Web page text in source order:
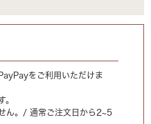
をご利用いただけま
。
ん。/ 通常ご注文日から2~5